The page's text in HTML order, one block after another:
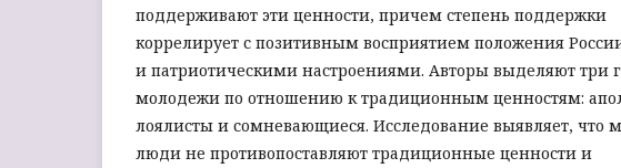
поддерживают эти ценности, причем степень поддержки
коррелирует с позитивным восприятием положения
и патриотическими настроениями. Авторы выделяют три
молодежи по отношению к традиционным ценностям:
лоялисты и сомневающиеся. Исследование выявляет, что
люди не противопоставляют традиционные ценности и